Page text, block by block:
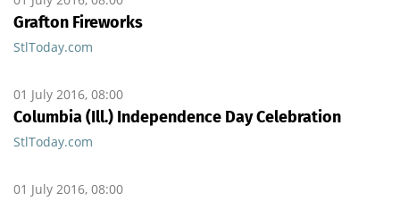
Grafton Fireworks
StlToday.com
01 July 2016, 08:00
Columbia (Ill.) Independence Day Celebration
StlToday.com
01 July 2016, 08:00